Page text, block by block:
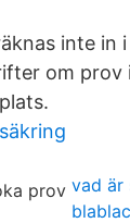
inte in
om
vad är